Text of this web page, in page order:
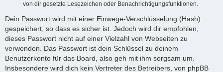
von dir gesetzte Lesezeichen oder Benachrichtigungsfunktionen.
Dein Passwort wird mit einer Einwege-Verschlüsselung (Hash)
gespeichert, so dass es sicher ist. Jedoch wird dir empfohlen,
dieses Passwort nicht auf einer Vielzahl von Webseiten zu
verwenden. Das Passwort ist dein Schlüssel zu deinem
Benutzerkonto für das Board, also geh mit ihm sorgsam um.
Insbesondere wird dich kein Vertreter des Betreibers, von phpBB